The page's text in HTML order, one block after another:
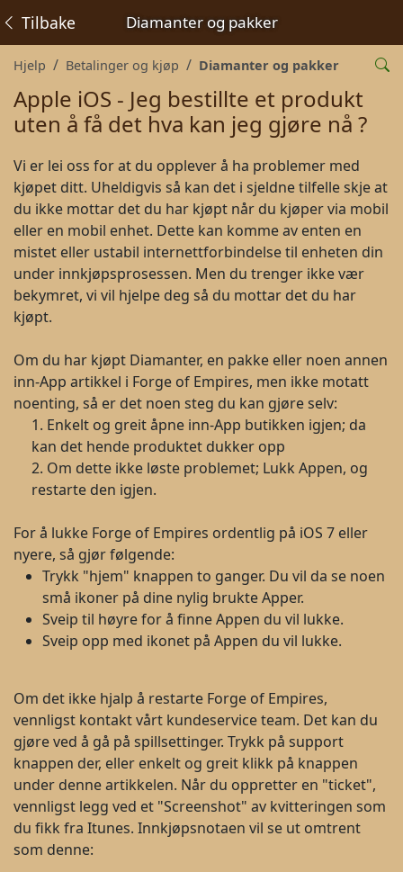
Diamanter og pakker
Tilbake
Hjelp Betalinger og kjøp Diamanter og pakker
Apple iOS - Jeg bestillte et produkt
uten å få det hva kan jeg gjøre nå ?
Vi er lei oss for at du opplever å ha problemer med
kjøpet ditt. Uheldigvis så kan det i sjeldne tilfelle skje at
du ikke mottar det du har kjøpt når du kjøper via mobil
eller en mobil enhet. Dette kan komme av enten en
mistet eller ustabil internettforbindelse til enheten din
under innkjøpsprosessen. Men du trenger ikke vær
bekymret, vi vil hjelpe deg så du mottar det du har
kjøpt.
Om du har kjøpt Diamanter, en pakke eller noen annen
inn-App artikkel i Forge of Empires, men ikke motatt
noenting, så er det noen steg du kan gjøre selv:
1. Enkelt og greit åpne inn-App butikken igjen; da
kan det hende produktet dukker opp
2. Om dette ikke løste problemet; Lukk Appen, og
restarte den igjen.
For å lukke Forge of Empires ordentlig på iOS 7 eller
nyere, så gjør følgende:
Trykk "hjem" knappen to ganger. Du vil da se noen
små ikoner på dine nylig brukte Apper.
Sveip til høyre for å finne Appen du vil lukke.
Sveip opp med ikonet på Appen du vil lukke.
Om det ikke hjalp å restarte Forge of Empires,
vennligst kontakt vårt kundeservice team. Det kan du
gjøre ved å gå på spillsettinger. Trykk på support
knappen der, eller enkelt og greit klikk på knappen
under denne artikkelen. Når du oppretter en "ticket",
vennligst legg ved et "Screenshot" av kvitteringen som
du fikk fra Itunes. Innkjøpsnotaen vil se ut omtrent
som denne: